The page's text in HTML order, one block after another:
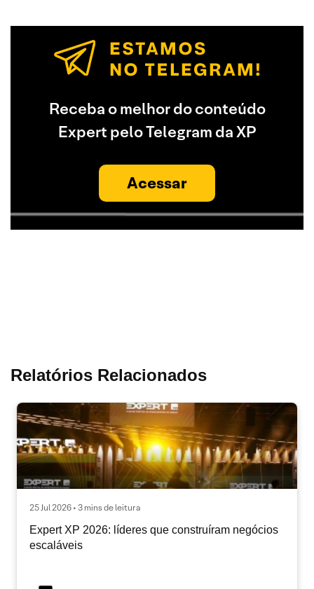
Receba o melhor do conteúdo
Expert pelo Telegram da XP
Acessar
Relatórios Relacionados
25 Jul 2026 • 3 mins de leitura
Expert XP 2026: líderes que construíram negócios
escaláveis